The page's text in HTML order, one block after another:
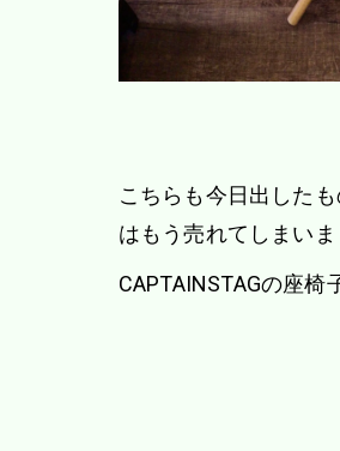
こちらも今日出した
はもう売れてしまいま
CAPTAINSTAGの座椅